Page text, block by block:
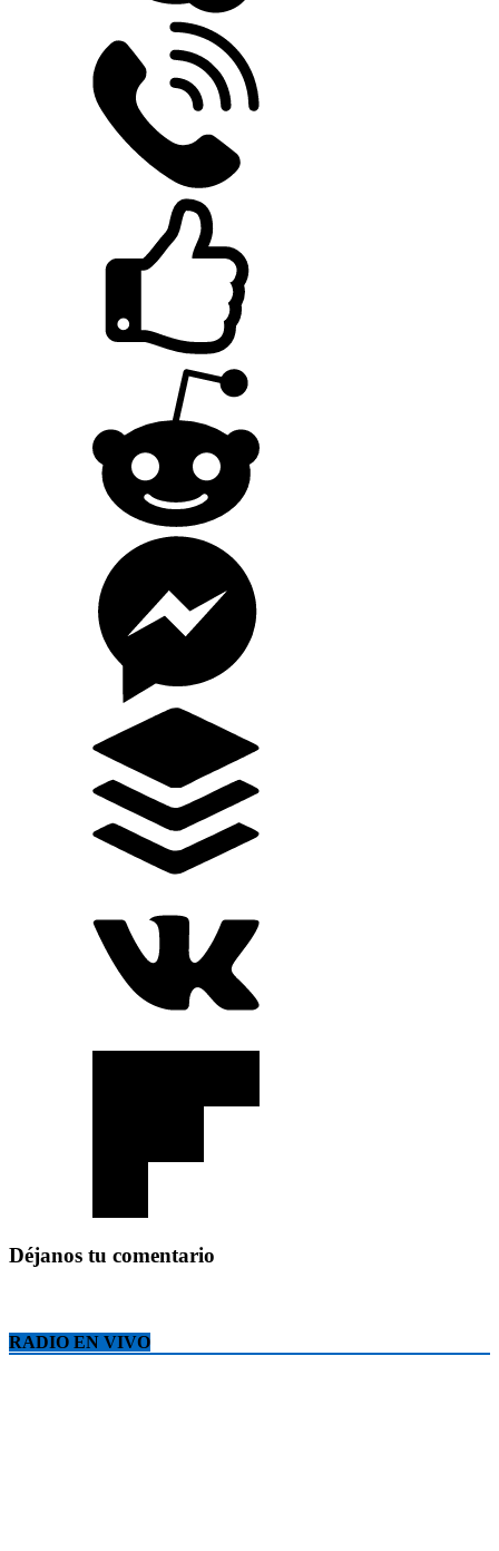
Déjanos tu comentario
RADIO EN VIVO